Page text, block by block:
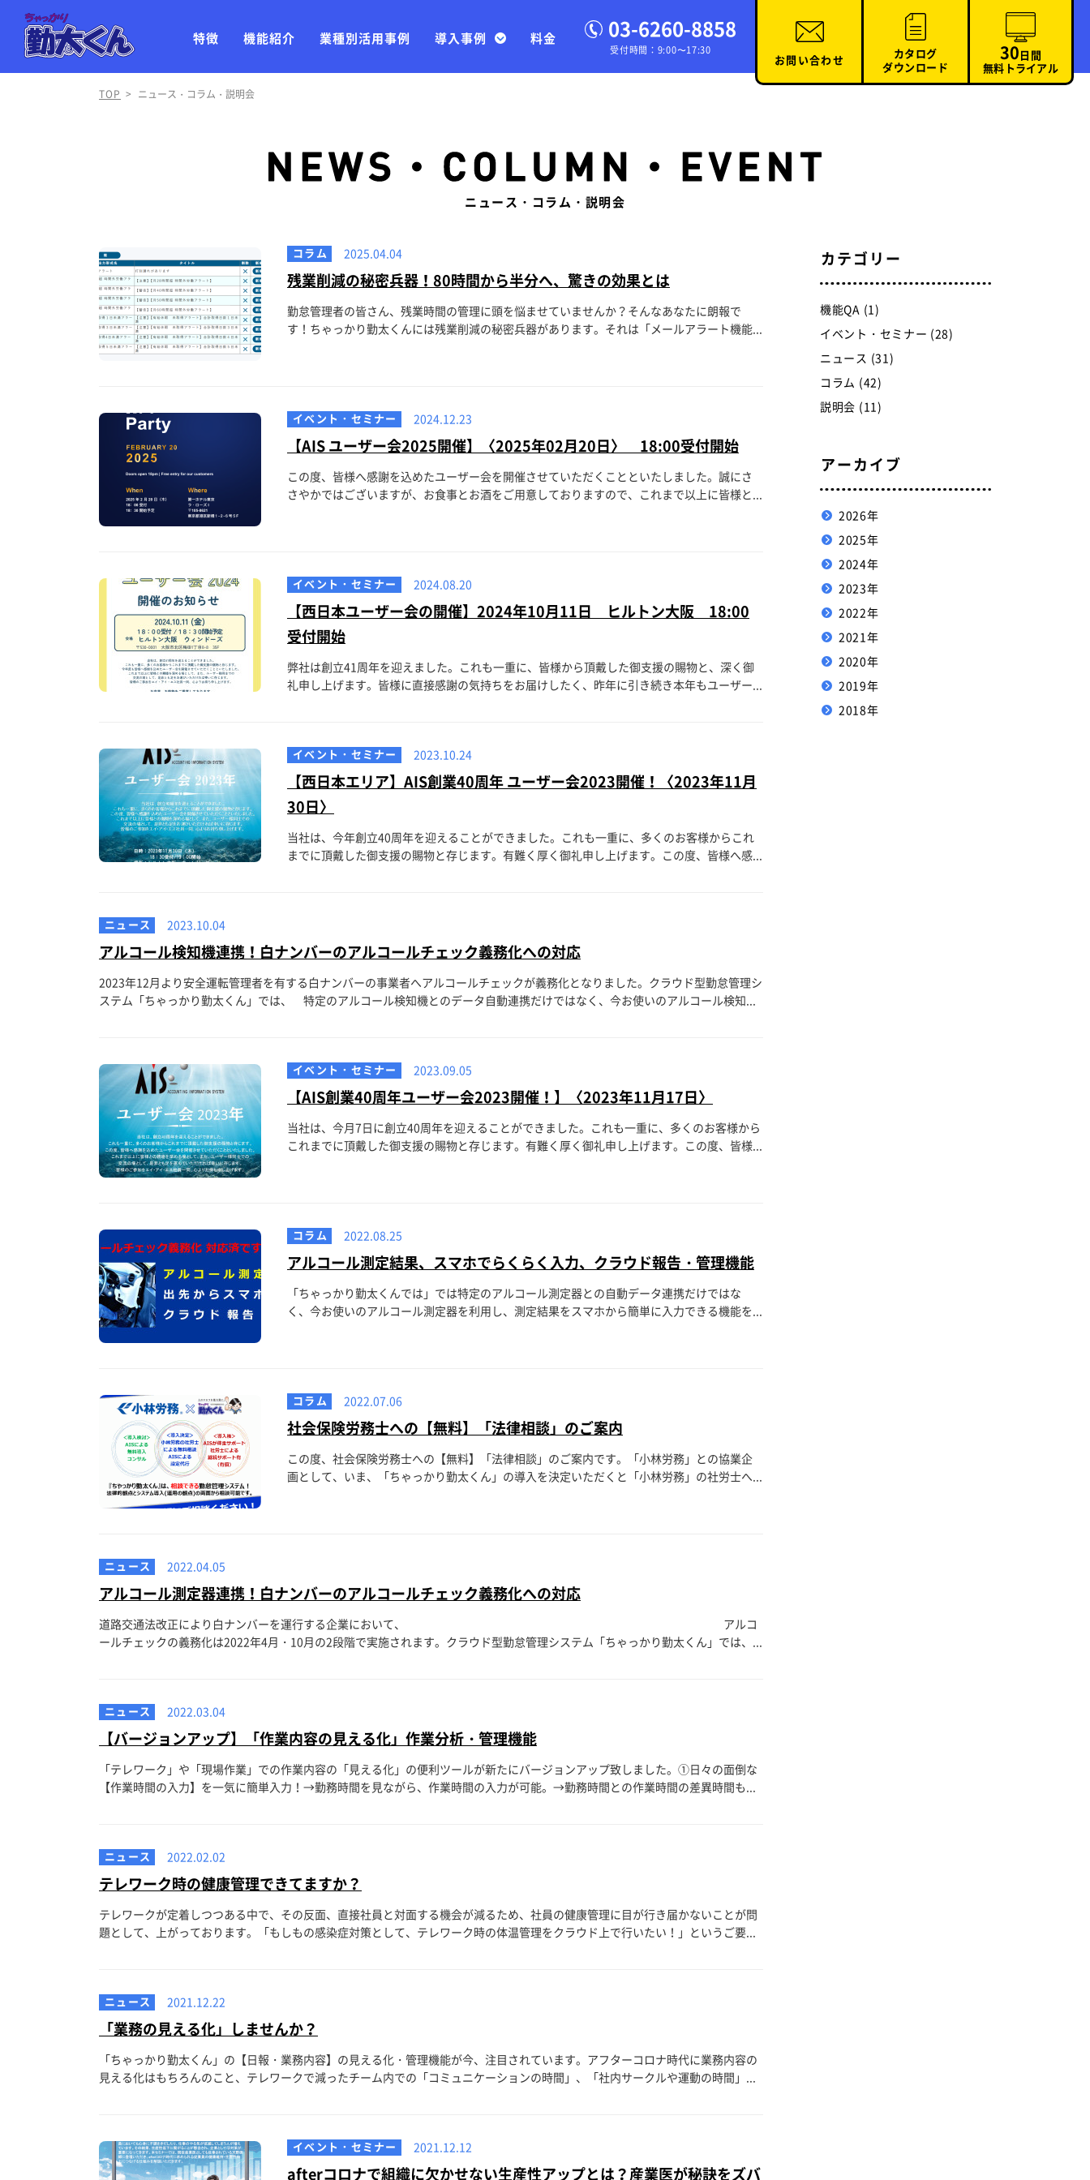
特徴 機能紹介 業種別活用事例 導入事例 料金 03-6260-8858
受付時間：9:00〜17:30
お問い合わせ
カタログ
ダウンロード
30 日間
無料トライアル
TOP > ニュース・コラム・説明会
ニュース・コラム・説明会
カテゴリー
機能QA (1)
イベント・セミナー (28)
ニュース (31)
コラム (42)
説明会 (11)
アーカイブ
2026年
2025年
2024年
2023年
2022年
2021年
2020年
2019年
2018年
コラム 2025.04.04
残業削減の秘密兵器！80時間から半分へ、驚きの効果とは
勤怠管理者の皆さん、残業時間の管理に頭を悩ませていませんか？そんなあなたに朗報で
す！ちゃっかり勤太くんには残業削減の秘密兵器があります。それは「メールアラート機能...
イベント・セミナー 2024.12.23
【AIS ユーザー会2025開催】〈2025年02月20日〉 18:00受付開始
この度、皆様へ感謝を込めたユーザー会を開催させていただくことといたしました。誠にさ
さやかではございますが、お食事とお酒をご用意しておりますので、これまで以上に皆様と...
イベント・セミナー 2024.08.20
【西日本ユーザー会の開催】2024年10月11日 ヒルトン大阪 18:00
受付開始
弊社は創立41周年を迎えました。これも一重に、皆様から頂戴した御支援の賜物と、深く御
礼申し上げます。皆様に直接感謝の気持ちをお届けしたく、昨年に引き続き本年もユーザー...
イベント・セミナー 2023.10.24
【西日本エリア】AIS創業40周年 ユーザー会2023開催！〈2023年11月
30日〉
当社は、今年創立40周年を迎えることができました。これも一重に、多くのお客様からこれ
までに頂戴した御支援の賜物と存じます。有難く厚く御礼申し上げます。この度、皆様へ感...
ニュース 2023.10.04
アルコール検知機連携！白ナンバーのアルコールチェック義務化への対応
2023年12月より安全運転管理者を有する白ナンバーの事業者へアルコールチェックが義務化となりました。クラウド型勤怠管理シ
ステム「ちゃっかり勤太くん」では、 特定のアルコール検知機とのデータ自動連携だけではなく、今お使いのアルコール検知...
イベント・セミナー 2023.09.05
【AIS創業40周年ユーザー会2023開催！】〈2023年11月17日〉
当社は、今月7日に創立40周年を迎えることができました。これも一重に、多くのお客様から
これまでに頂戴した御支援の賜物と存じます。有難く厚く御礼申し上げます。この度、皆様...
コラム 2022.08.25
アルコール測定結果、スマホでらくらく入力、クラウド報告・管理機能
「ちゃっかり勤太くんでは」では特定のアルコール測定器との自動データ連携だけではな
く、今お使いのアルコール測定器を利用し、測定結果をスマホから簡単に入力できる機能を...
コラム 2022.07.06
社会保険労務士への【無料】「法律相談」のご案内
この度、社会保険労務士への【無料】「法律相談」のご案内です。「小林労務」との協業企
画として、いま、「ちゃっかり勤太くん」の導入を決定いただくと「小林労務」の社労士へ...
ニュース 2022.04.05
アルコール測定器連携！白ナンバーのアルコールチェック義務化への対応
道路交通法改正により白ナンバーを運行する企業において、 アルコ
ールチェックの義務化は2022年4月・10月の2段階で実施されます。クラウド型勤怠管理システム「ちゃっかり勤太くん」では、...
ニュース 2022.03.04
【バージョンアップ】「作業内容の見える化」作業分析・管理機能
「テレワーク」や「現場作業」での作業内容の「見える化」の便利ツールが新たにバージョンアップ致しました。①日々の面倒な
【作業時間の入力】を一気に簡単入力！→勤務時間を見ながら、作業時間の入力が可能。→勤務時間との作業時間の差異時間も...
ニュース 2022.02.02
テレワーク時の健康管理できてますか？
テレワークが定着しつつある中で、その反面、直接社員と対面する機会が減るため、社員の健康管理に目が行き届かないことが問
題として、上がっております。「もしもの感染症対策として、テレワーク時の体温管理をクラウド上で行いたい！」というご要...
ニュース 2021.12.22
「業務の見える化」しませんか？
「ちゃっかり勤太くん」の【日報・業務内容】の見える化・管理機能が今、注目されています。アフターコロナ時代に業務内容の
見える化はもちろんのこと、テレワークで減ったチーム内での「コミュニケーションの時間」、「社内サークルや運動の時間」...
イベント・セミナー 2021.12.12
afterコロナで組織に欠かせない生産性アップとは？産業医が秘訣をズバ